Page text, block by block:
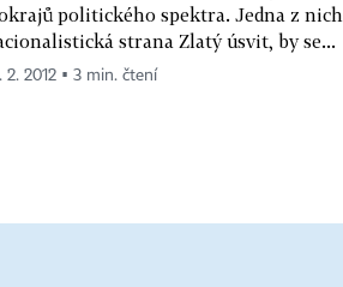
politického spektra. Jedna z nich,
strana Zlatý úsvit, by se...
2. 2012 ▪ 3 min. čtení